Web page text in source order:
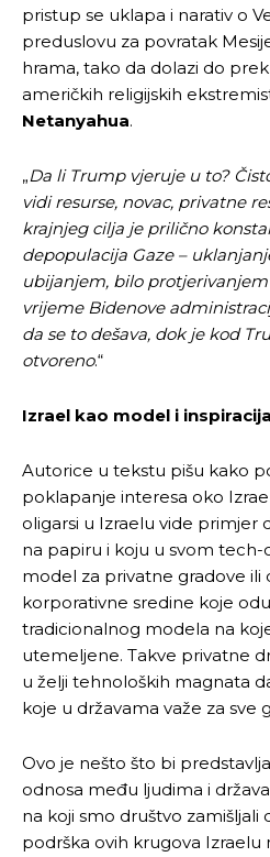
pristup se uklapa i narativ o
preduslovu za povratak
hrama, tako da dolazi do
američkih religijskih
Netanyahua.
„Da li Trump vjeruje u to?
vidi resurse, novac, privatne
krajnjeg cilja je prilično
depopulacija Gaze –
ubijanjem, bilo
vrijeme Bidenove
da se to dešava, dok je kod
otvoreno.“
Izrael kao model i inspiracija
Autorice u tekstu pišu kako
poklapanje interesa oko
oligarsi u Izraelu vide primjer
na papiru i koju u svom tech-
model za privatne gradove ili
korporativne sredine koje
tradicionalnog modela na
utemeljene. Takve privatne
u želji tehnoloških magnata
koje u državama važe za sve
Ovo je nešto što bi
odnosa među ljudima i
na koji smo društvo zamišljali
podrška ovih krugova Izraelu